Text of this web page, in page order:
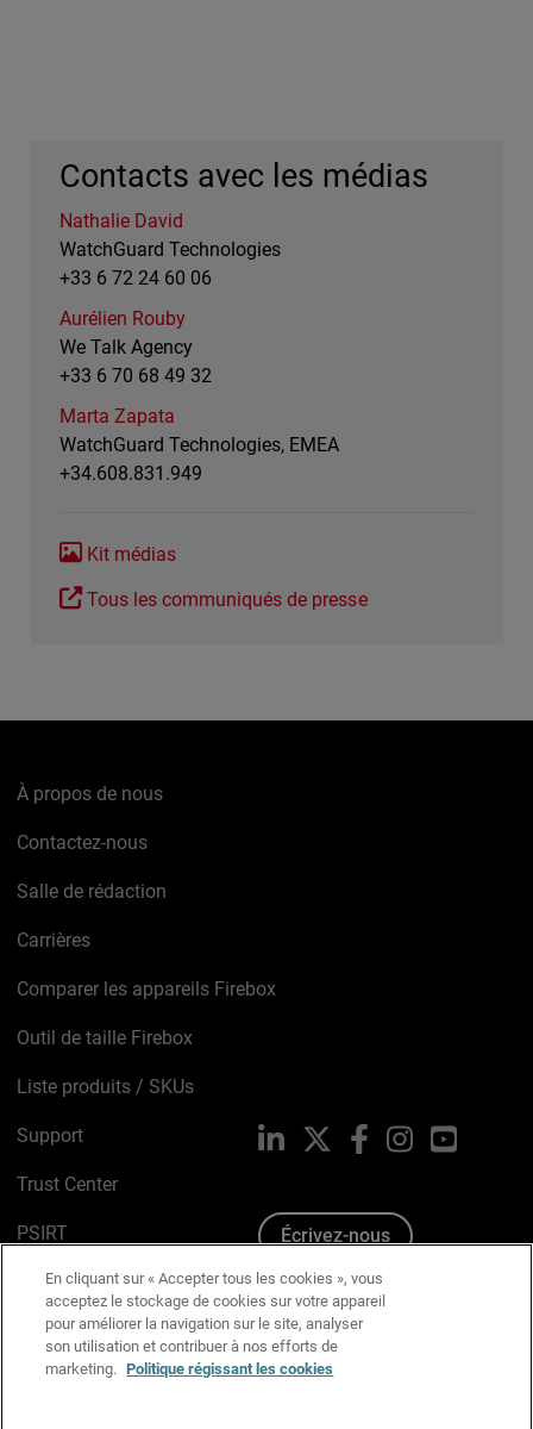
Contacts avec les médias
Nathalie David
WatchGuard Technologies
+33 6 72 24 60 06
Aurélien Rouby
We Talk Agency
+33 6 70 68 49 32
Marta Zapata
WatchGuard Technologies, EMEA
+34.608.831.949
Kit médias
Tous les communiqués de presse
À propos de nous
Contactez-nous
Salle de rédaction
Carrières
Comparer les appareils Firebox
Outil de taille Firebox
Liste produits / SKUs
Support
Trust Center
PSIRT
Avis sur les cookies
Politique de confidentialité
Charte Graphique
LinkedIn FacebookInstagram
Écrivez-nous
En cliquant sur « Accepter tous les cookies », vous
acceptez le stockage de cookies sur votre appareil
pour améliorer la navigation sur le site, analyser
son utilisation et contribuer à nos efforts de
marketing. Politique régissant les cookies